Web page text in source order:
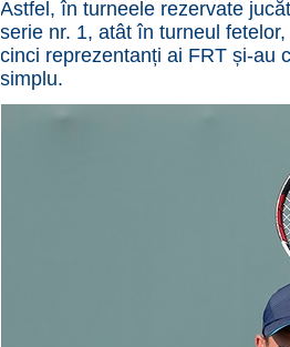
Astfel, în turneele rezervate
serie nr. 1, atât în turneul
cinci reprezentanți ai FRT și-au
simplu.